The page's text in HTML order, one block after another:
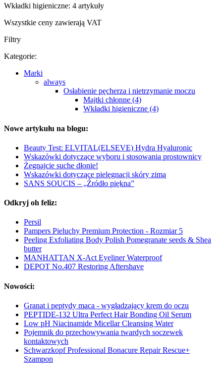
Wkładki higieniczne: 4 artykuły
Wszystkie ceny zawierają VAT
Filtry
Kategorie:
Marki
always
Osłabienie pęcherza i nietrzymanie moczu
Majtki chłonne (4)
Wkładki higieniczne (4)
Nowe artykułu na blogu:
Beauty Test: ELVITAL(ELSEVE) Hydra Hyaluronic
Wskazówki dotyczące wyboru i stosowania prostownicy
Żegnajcie suche dłonie!
Wskazówki dotyczące pielęgnacji skóry zimą
SANS SOUCIS – „Źródło piękna”
Odkryj oh feliz:
Persil
Pampers Pieluchy Premium Protection - Rozmiar 5
Peeling Exfoliating Body Polish Pomegranate seeds & Shea
butter
MANHATTAN X-Act Eyeliner Waterproof
DEPOT No.407 Restoring Aftershave
Nowości:
Granat i peptydy maca - wygładzający krem do oczu
PEPTIDE-132 Ultra Perfect Hair Bonding Oil Serum
Low pH Niacinamide Micellar Cleansing Water
Pojemnik do przechowywania twardych soczewek
kontaktowych
Schwarzkopf Professional Bonacure Repair Rescue+
Szampon